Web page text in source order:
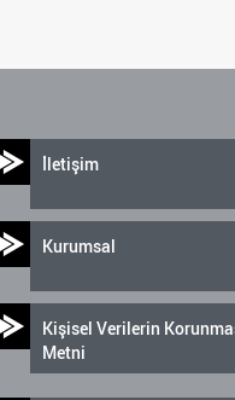
İletişim
Kurumsal
Kişisel Verilerin
Metni